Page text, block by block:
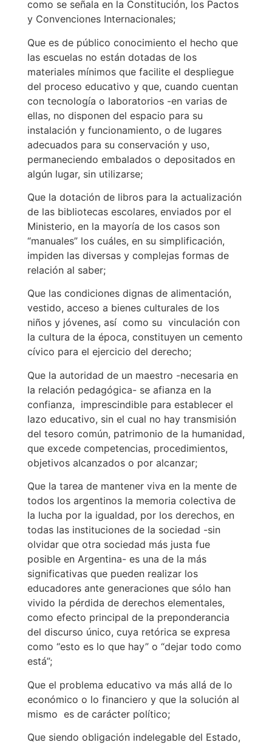
como se señala en la Constitución, los Pactos
y Convenciones Internacionales;
Que es de público conocimiento el hecho que
las escuelas no están dotadas de los
materiales mínimos que facilite el despliegue
del proceso educativo y que, cuando cuentan
con tecnología o laboratorios -en varias de
ellas, no disponen del espacio para su
instalación y funcionamiento, o de lugares
adecuados para su conservación y uso,
permaneciendo embalados o depositados en
algún lugar, sin utilizarse;
Que la dotación de libros para la actualización
de las bibliotecas escolares, enviados por el
Ministerio, en la mayoría de los casos son
“manuales” los cuáles, en su simplificación,
impiden las diversas y complejas formas de
relación al saber;
Que las condiciones dignas de alimentación,
vestido, acceso a bienes culturales de los
niños y jóvenes, así como su vinculación con
la cultura de la época, constituyen un cemento
cívico para el ejercicio del derecho;
Que la autoridad de un maestro -necesaria en
la relación pedagógica- se afianza en la
confianza, imprescindible para establecer el
lazo educativo, sin el cual no hay transmisión
del tesoro común, patrimonio de la humanidad,
que excede competencias, procedimientos,
objetivos alcanzados o por alcanzar;
Que la tarea de mantener viva en la mente de
todos los argentinos la memoria colectiva de
la lucha por la igualdad, por los derechos, en
todas las instituciones de la sociedad -sin
olvidar que otra sociedad más justa fue
posible en Argentina- es una de la más
significativas que pueden realizar los
educadores ante generaciones que sólo han
vivido la pérdida de derechos elementales,
como efecto principal de la preponderancia
del discurso único, cuya retórica se expresa
como “esto es lo que hay” o “dejar todo como
está”;
Que el problema educativo va más allá de lo
económico o lo financiero y que la solución al
mismo es de carácter político;
Que siendo obligación indelegable del Estado,